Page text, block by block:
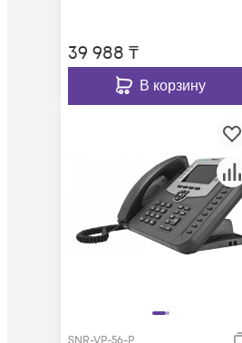
39 988 ₸
В корзину